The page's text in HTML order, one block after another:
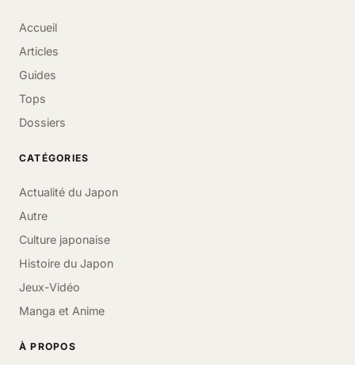
Accueil
Articles
Guides
Tops
Dossiers
CATÉGORIES
Actualité du Japon
Autre
Culture japonaise
Histoire du Japon
Jeux-Vidéo
Manga et Anime
À PROPOS